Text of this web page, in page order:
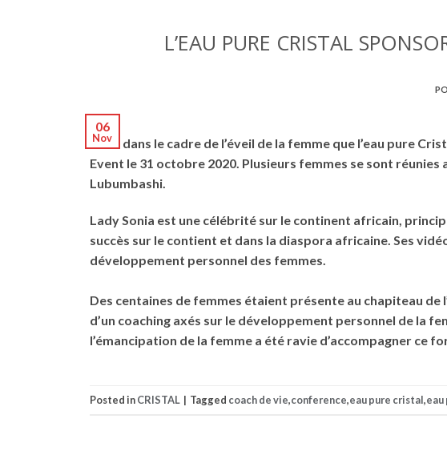
L’EAU PURE CRISTAL
06
Nov
C’est dans le cadre de l’éveil de la femme que l’eau pure
Event le 31 octobre 2020. Plusieurs femmes se sont
Lubumbashi.
Lady Sonia est une célébrité sur le continent africain,
succès sur le contient et dans la diaspora africaine. Ses
développement personnel des femmes.
Des centaines de femmes étaient présente au chapiteau
d’un coaching axés sur le développement personnel de la
l’émancipation de la femme a été ravie d’accompagner ce
Posted inCRISTAL | Tagged coach de vie,conference,eau pure cristal,eau